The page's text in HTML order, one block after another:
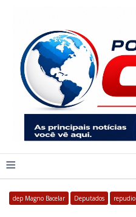
≡
dep Magno Bacelar Deputados repudio